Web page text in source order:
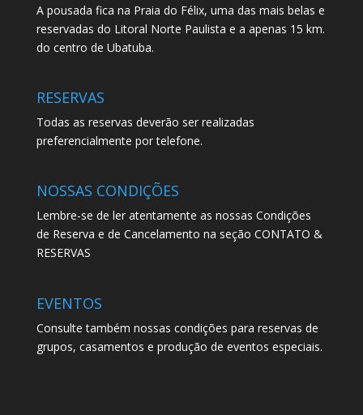
A pousada fica na Praia do Félix, uma das mais belas e
reservadas do Litoral Norte Paulista e a apenas 15 km.
do centro de Ubatuba.
RESERVAS
Todas as reservas deverão ser realizadas
preferencialmente por telefone.
NOSSAS CONDIÇÕES
Lembre-se de ler atentamente as nossas Condições
de Reserva e de Cancelamento na seção CONTATO &
RESERVAS
EVENTOS
Consulte também nossas condições para reservas de
grupos, casamentos e produção de eventos especiais.